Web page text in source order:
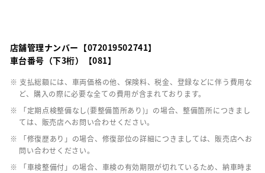
店舗管理ナンバー【072019502741】
車台番号（下3桁）【081】
※ 支払総額には、車両価格の他、保険料、税金、登録などに伴う費用な
ど、購入の際に必要な全ての費用が含まれております。
※ 「定期点検整備なし(要整備箇所あり)」の場合、整備箇所につきまし
ては、販売店へお問い合わせください。
※ 「修復歴あり」の場合、修復部位の詳細につきましては、販売店へお
問い合わせください。
※ 「車検整備付」の場合、車検の有効期限が切れているため、納車時ま